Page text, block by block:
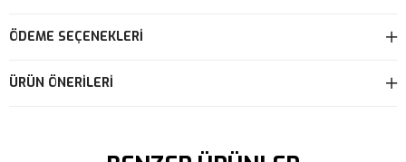
ÖDEME SEÇENEKLERI
ÜRÜN ÖNERILERI